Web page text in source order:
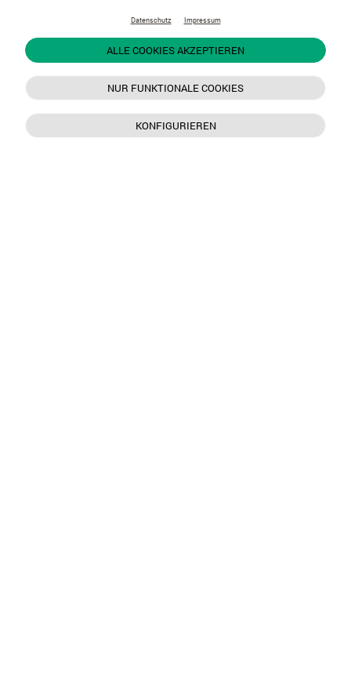
Datenschutz Impressum
ALLE COOKIES AKZEPTIEREN
NUR FUNKTIONALE COOKIES
KONFIGURIEREN